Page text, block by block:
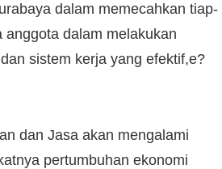
dalam memecahkan tiap-
dalam melakukan
sistem kerja yang efektif,e?
dan Jasa akan mengalami
pertumbuhan ekonomi